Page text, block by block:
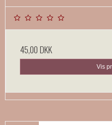
45,00 DKK
Vis